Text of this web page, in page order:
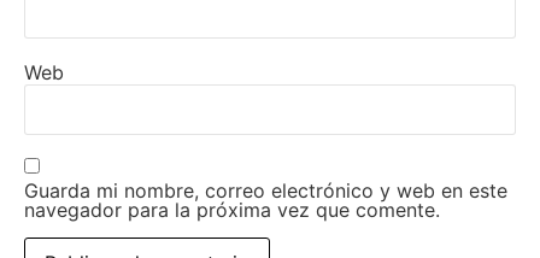
Web
Guarda mi nombre, correo electrónico y web en este
navegador para la próxima vez que comente.